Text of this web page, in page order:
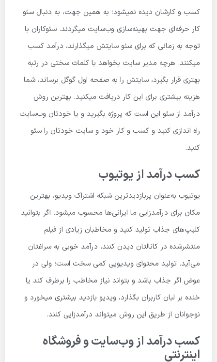
کسب و کارشان دیده نمیشود؛ به همین جهت، به دنبال سئو
کار حرفه‌ای جهت بهینه‌سازی وب‌سایت میگردند. سئوکاران با
توجه به زمانی که برای سئو سایتش میگذارند، درآمد کسب
میکنند. هرچه مدیر سایت بخواهد با کلمات سختی در رتبه
بهتری قرار بگیرد، سایتش را به صفحه اول گوگل برساند، شما
هزینه بیشتری برای این کار دریافت میکنید. بهترین روش
درآمد از سئو این است که پروژه بگیرید و یا خودتان وب‌سایت
راه اندازی کنید و کسب و کار خود و سایت خودتان را سئو
کنید.
کسب درآمد از یوتیوب
یوتیوب به‌عنوان پربازدیدترین شبکه اشتراک ویدیو، بهترین
مکان برای درآمدزایی ما ایرانی‌ها محسوب میشود. اگر بتوانید
کلیپ‌های جذاب تولید کنید و مخاطبان زیادی از فیلم
منتشرشده در کانالتان دیدن کنند، درآمد خوبی به سراغتان
می‌آید. تولید محتوای ویدیویی کمی سخت است؛ ولی در
عوض اگر جذاب باشد و بتواند نیاز مخاطب را برطرف کند یا
خنده بر لبان کاربران بگذارد، ویدیو بازدید بیشتری میخورد و
نوجوانان از طریق این روش میتواند درآمدزایی کنند.
کسب درآمد از وب‌سایت و فروشگاه
اینترنتی